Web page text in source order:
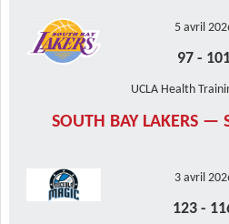
5 avril
97-
UCLA Health
SOUTH BAY LAKERS —
3 avril
123 -